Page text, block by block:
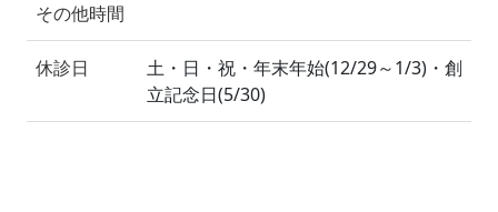
その他時間
休診日
土・日・祝・年末年始(12/29～1/3)・創
立記念日(5/30)